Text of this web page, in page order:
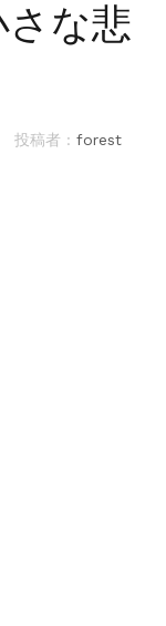
な悲
投稿者 : forest